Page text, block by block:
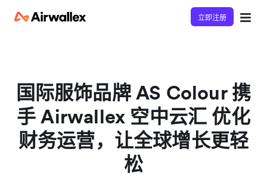
立即注册
国际服饰品牌 AS Colour 携
手 Airwallex 空中云汇 优化
财务运营，让全球增长更轻
松